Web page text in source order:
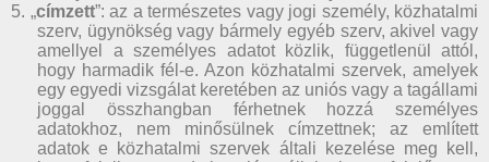
5. „címzett”: az a természetes vagy jogi személy, közhatalmi
szerv, ügynökség vagy bármely egyéb szerv, akivel vagy
amellyel a személyes adatot közlik, függetlenül attól,
hogy harmadik fél-e. Azon közhatalmi szervek, amelyek
egy egyedi vizsgálat keretében az uniós vagy a tagállami
joggal összhangban férhetnek hozzá személyes
adatokhoz, nem minősülnek címzettnek; az említett
adatok e közhatalmi szervek általi kezelése meg kell,